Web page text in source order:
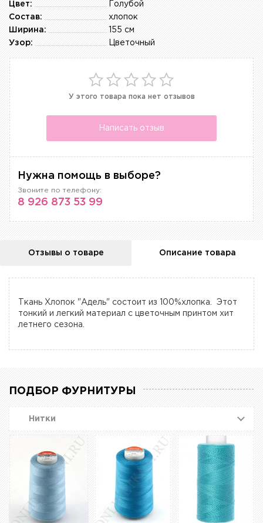
Голубой
Цвет:
хлопок
Состав:
155 см
Ширина:
Цветочный
Узор:
У этого товара пока нет отзывов
Написать отзыв
Нужна помощь в выборе?
Звоните по телефону:
8 926 873 53 99
Отзывы о товаре Описание товара
Ткань Хлопок "Адель" состоит из 100%хлопка. Этот
тонкий и легкий материал с цветочным принтом хит
летнего сезона.
ПОДБОР ФУРНИТУРЫ
Нитки